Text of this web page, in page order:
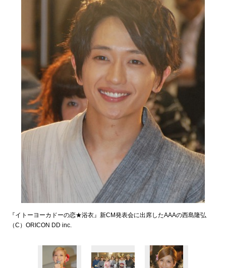
『イトーヨーカドーの恋★浴衣』新CM発表会に出席したAAAの西島隆弘
（C）ORICON DD inc.